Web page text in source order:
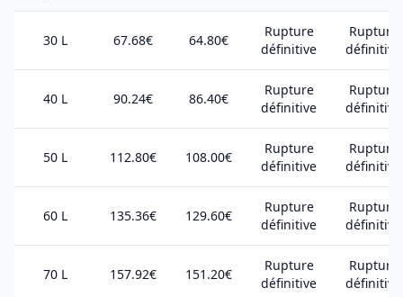
30 L 67.68€ 64.80€
Rupture
définitive
Rupture
définitive
40 L 90.24€ 86.40€
Rupture
définitive
Rupture
définitive
50 L 112.80€ 108.00€
Rupture
définitive
Rupture
définitive
60 L 135.36€ 129.60€
Rupture
définitive
Rupture
définitive
70 L 157.92€ 151.20€
Rupture
définitive
Rupture
définitive